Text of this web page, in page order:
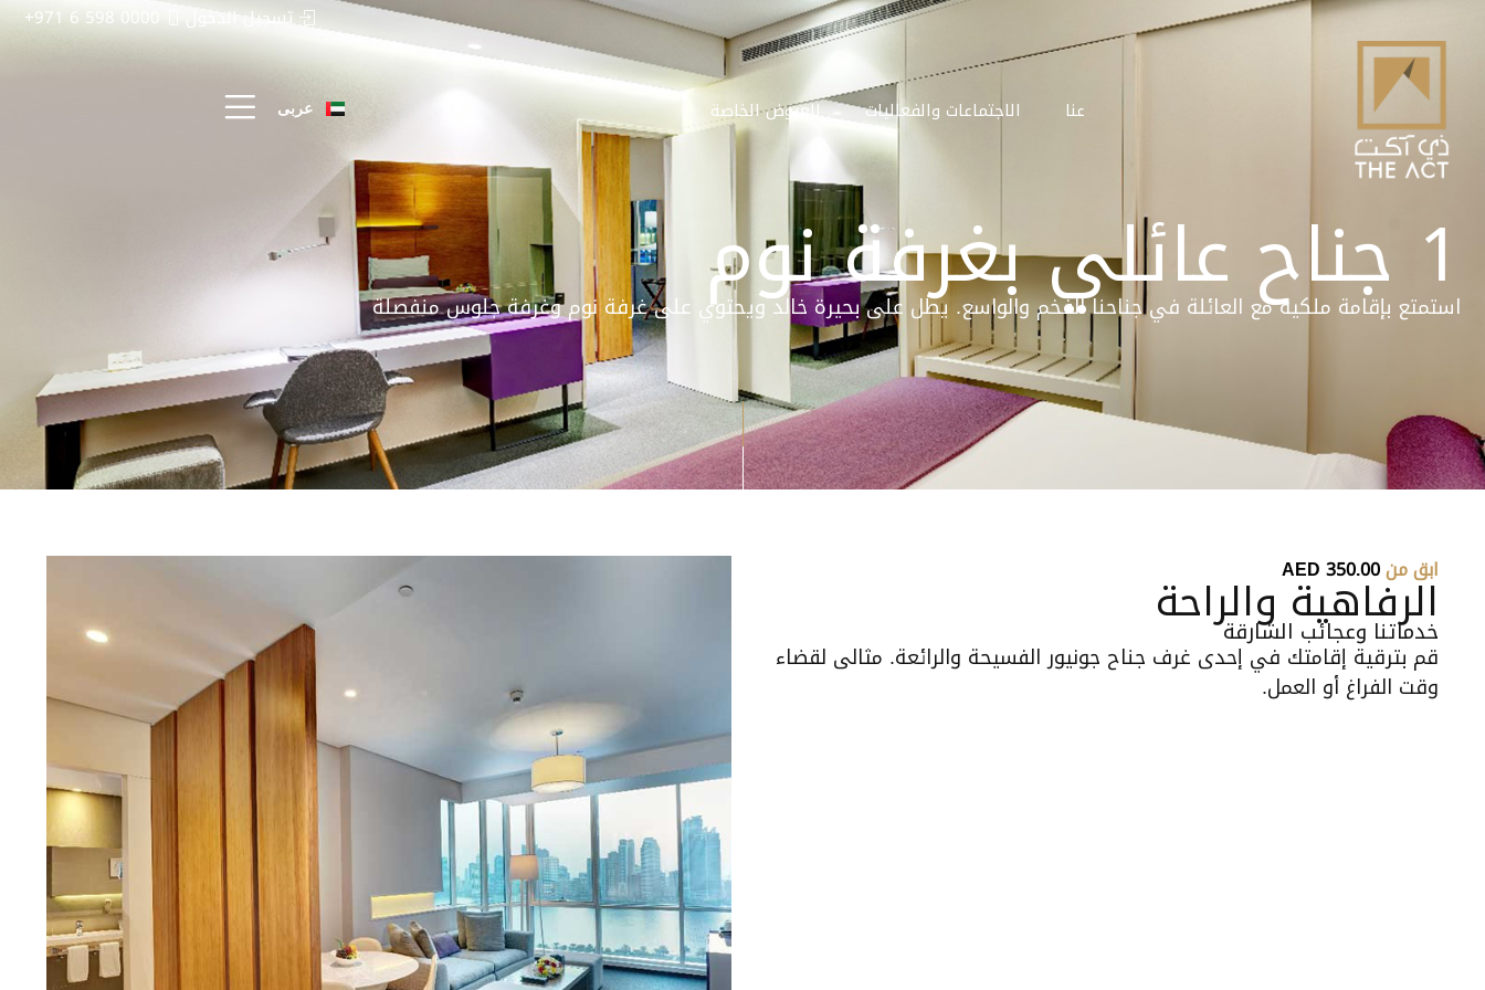
تسجيل الدخول 0000 598 6 971+
عنا الاجتماعات والفعاليات العروض الخاصة عربىEnglish
1 جناح عائلي بغرفة نوم
استمتع بإقامة ملكية مع العائلة في جناحنا الفخم والواسع. يطل على بحيرة خالد ويحتوي على غرفة نوم وغرفة جلوس منفصلة
ابق منAED 350.00
الرفاهية والراحة
خدماتنا وعجائب الشارقة
قم بترقية إقامتك في إحدى غرف جناح جونيور الفسيحة والرائعة. مثالى لقضاء
وقت الفراغ أو العمل.